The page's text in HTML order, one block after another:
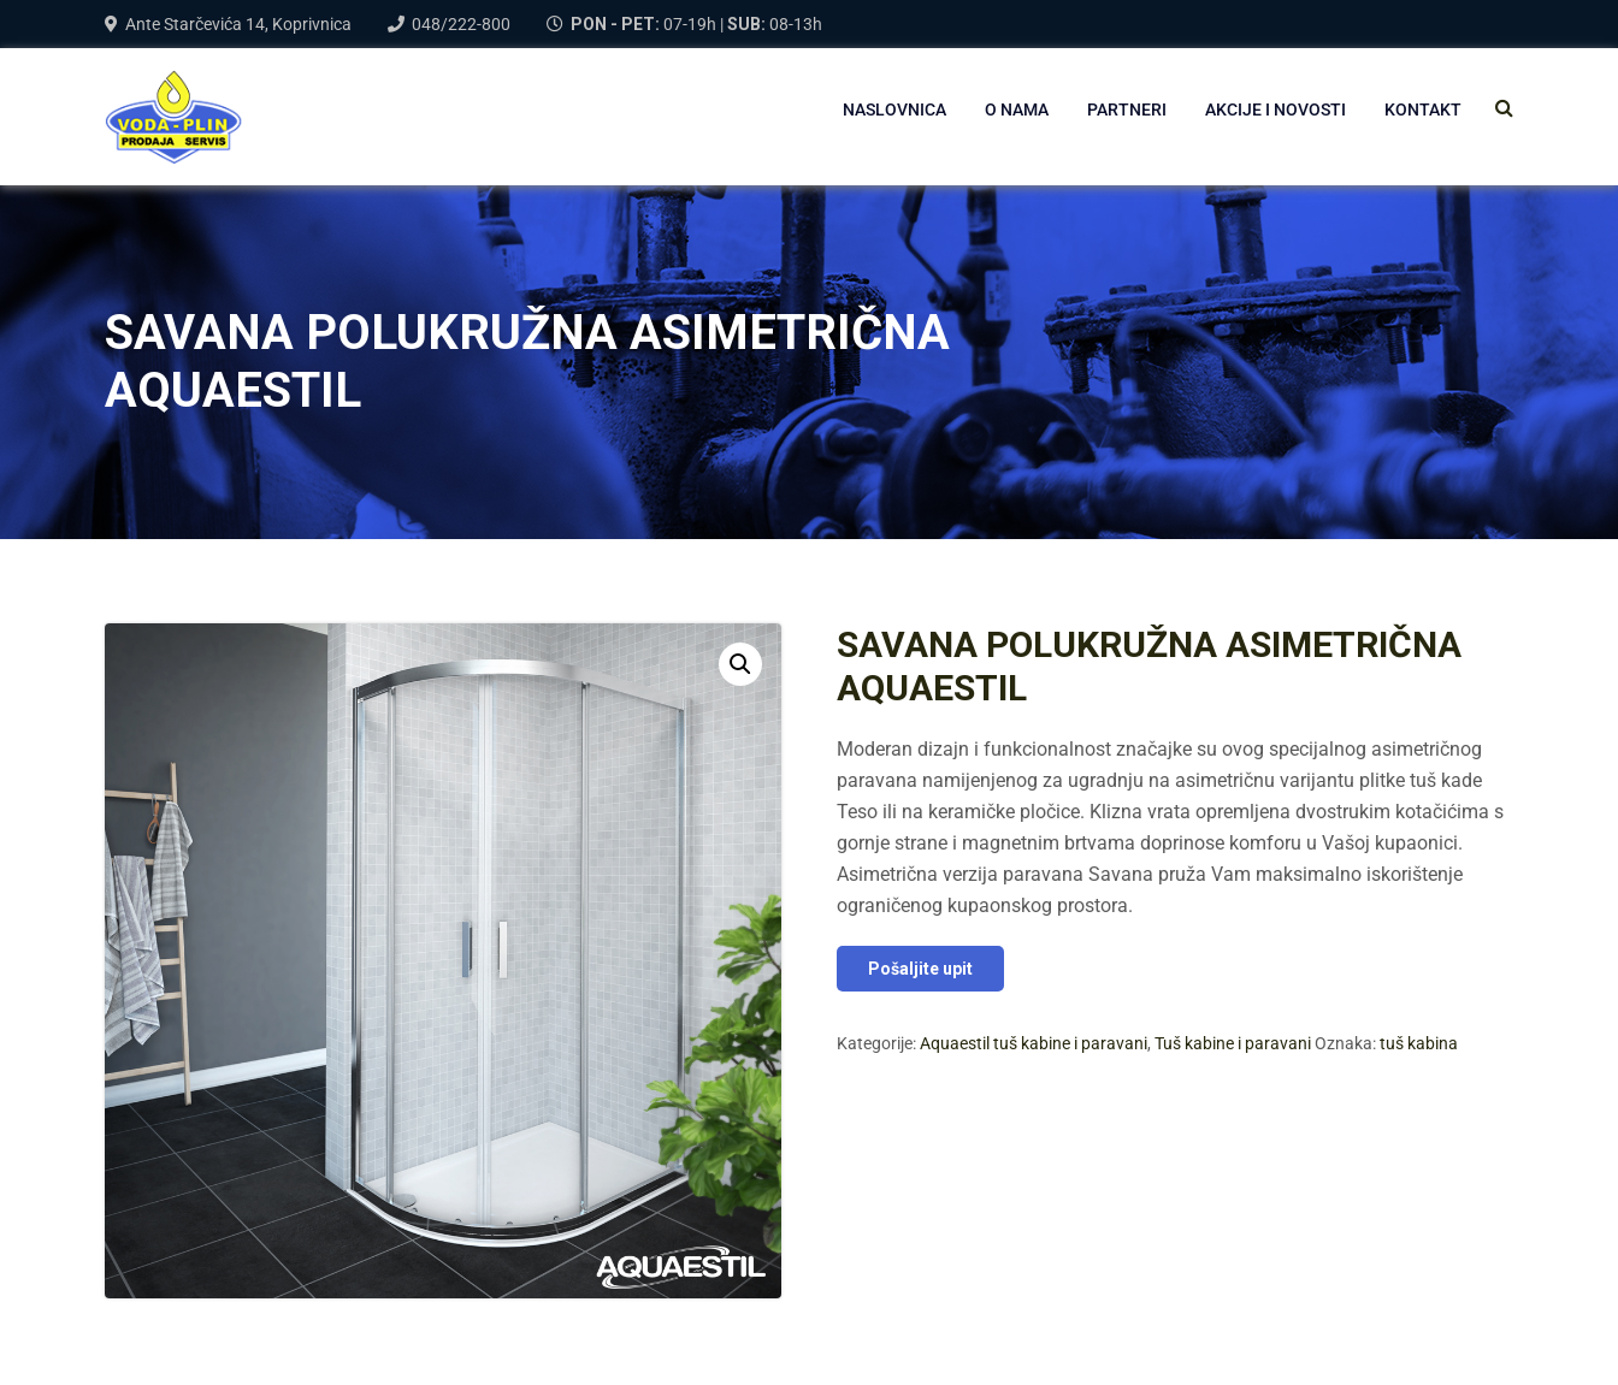
Ante Starčevića 14, Koprivnica 048/222-800 PON - PET: 07-19h |SUB: 08-13h
NASLOVNICA O NAMA PARTNERI AKCIJE I NOVOSTI KONTAKT
SAVANA POLUKRUŽNA ASIMETRIČNA
AQUAESTIL
SAVANA POLUKRUŽNA ASIMETRIČNA
AQUAESTIL
Moderan dizajn i funkcionalnost značajke su ovog specijalnog asimetričnog
paravana namijenjenog za ugradnju na asimetričnu varijantu plitke tuš kade
Teso ili na keramičke pločice. Klizna vrata opremljena dvostrukim kotačićima s
gornje strane i magnetnim brtvama doprinose komforu u Vašoj kupaonici.
Asimetrična verzija paravana Savana pruža Vam maksimalno iskorištenje
ograničenog kupaonskog prostora.
Pošaljite upit
Kategorije:Aquaestil tuš kabine i paravani,Tuš kabine i paravani Oznaka:tuš kabina